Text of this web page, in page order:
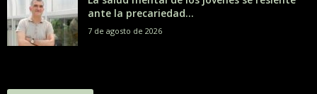
ante la precariedad...
7 de agosto de 2026